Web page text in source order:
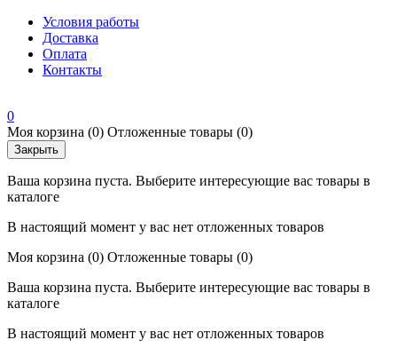
Условия работы
Доставка
Оплата
Контакты
0
Моя корзина (0) Отложенные товары (0)
Закрыть
Ваша корзина пуста. Выберите интересующие вас товары в
каталоге
В настоящий момент у вас нет отложенных товаров
Моя корзина (0) Отложенные товары (0)
Ваша корзина пуста. Выберите интересующие вас товары в
каталоге
В настоящий момент у вас нет отложенных товаров